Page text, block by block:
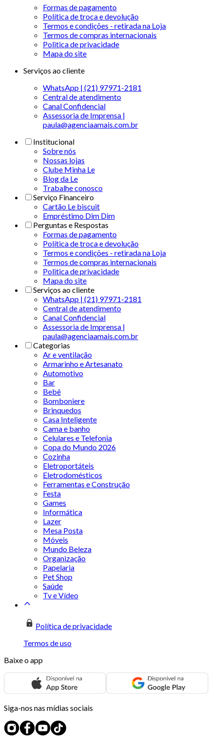
Formas de pagamento
Política de troca e devolução
Termos e condições - retirada na Loja
Termos de compras internacionais
Politica de privacidade
Mapa do site
Serviços ao cliente
WhatsApp | (21) 97971-2181
Central de atendimento
Canal Confidencial
Assessoria de Imprensa |
paula@agenciaamais.com.br
Institucional
Sobre nós
Nossas lojas
Clube Minha Le
Blog da Le
Trabalhe conosco
Serviço Financeiro
Cartão Le biscuit
Empréstimo Dim Dim
Perguntas e Respostas
Formas de pagamento
Política de troca e devolução
Termos e condições - retirada na Loja
Termos de compras internacionais
Politica de privacidade
Mapa do site
Serviços ao cliente
WhatsApp | (21) 97971-2181
Central de atendimento
Canal Confidencial
Assessoria de Imprensa |
paula@agenciaamais.com.br
Categorias
Ar e ventilação
Armarinho e Artesanato
Automotivo
Bar
Bebê
Bomboniere
Brinquedos
Casa Inteligente
Cama e banho
Celulares e Telefonia
Copa do Mundo 2026
Cozinha
Eletroportáteis
Eletrodomésticos
Ferramentas e Construção
Festa
Games
Informática
Lazer
Mesa Posta
Móveis
Mundo Beleza
Organização
Papelaria
Pet Shop
Saúde
Tv e Vídeo
Política de privacidade
Termos de uso
Baixe o app
Siga-nos nas mídias sociais